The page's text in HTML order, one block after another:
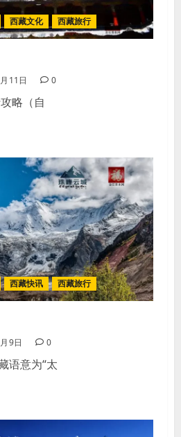
西藏文化 西藏旅行
11日 0
略（自
西藏快讯 西藏旅行
9日 0
语意为“太